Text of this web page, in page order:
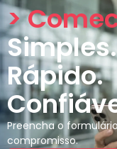
>
Simples.
Rápido.
Preencha o
compromisso.